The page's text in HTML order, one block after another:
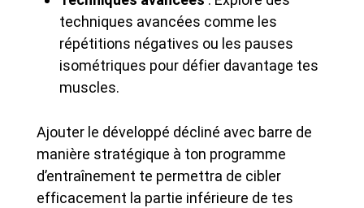
techniques avancées comme les
répétitions négatives ou les pauses
isométriques pour défier davantage tes
muscles.
Ajouter le développé décliné avec barre de
manière stratégique à ton programme
d’entraînement te permettra de cibler
efficacement la partie inférieure de tes